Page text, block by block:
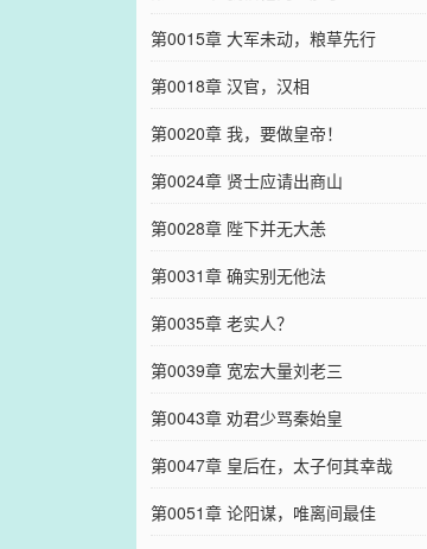
第0015章 大军未动，粮草先行
第0018章 汉官，汉相
第0020章 我，要做皇帝！
第0024章 贤士应请出商山
第0028章 陛下并无大恙
第0031章 确实别无他法
第0035章 老实人？
第0039章 宽宏大量刘老三
第0043章 劝君少骂秦始皇
第0047章 皇后在，太子何其幸哉
第0051章 论阳谋，唯离间最佳